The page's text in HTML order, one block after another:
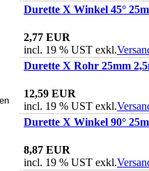
Durette X Winkel 45°
2,77 EUR
incl. 19 % UST exkl.
Durette X Rohr 25mm
12,59 EUR
incl. 19 % UST exkl.
Durette X Winkel 90°
8,87 EUR
incl. 19 % UST exkl.